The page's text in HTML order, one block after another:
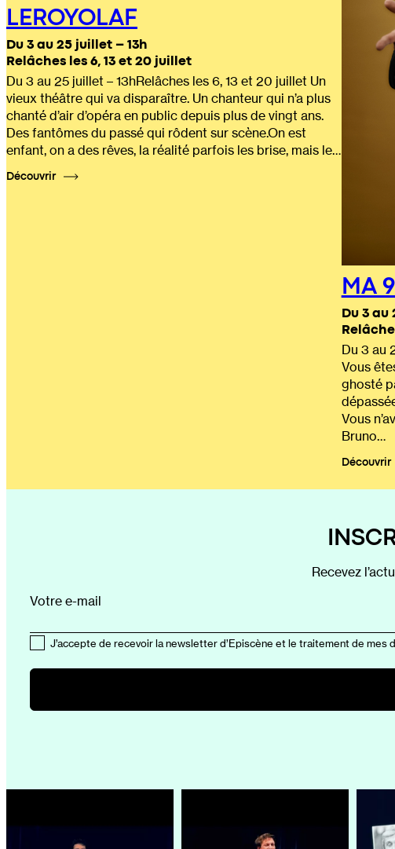
LEROYOLAF
Du 3 au 25 juillet – 13h
Relâches les 6, 13 et 20 juillet
Du 3 au 25 juillet – 13hRelâches les 6, 13 et 20 juillet Un
vieux théâtre qui va disparaître. Un chanteur qui n’a plus
chanté d’air d’opéra en public depuis plus de vingt ans.
Des fantômes du passé qui rôdent sur scène.On est
enfant, on a des rêves, la réalité parfois les brise, mais le…
Découvrir
MA
Du 3
Du 3 au
Vous
ghosté
Vous
Bruno…
Découvrir
Recevez
Votre e-mail
J’accepte de recevoir la newsletter d’Episcène et le traitement de mes